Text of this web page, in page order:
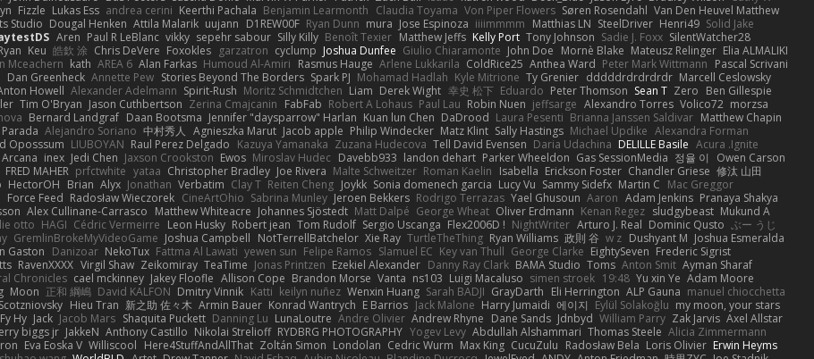
Fizzle Lukas Ess andrea cerini Keerthi Pachala Benjamin Learmonth Claudia Toyama Von Piper Flowers Søren Rosendahl Van Den Heuvel Matthew
Studio Dougal Henken Attila Malarik uujann D1REW00F Ryan Dunn mura Jose Espinoza iiiimmmm Matthias LN SteelDriver Henri49 Solid Jake
Aren Paul R LeBlanc vikky sepehr sabour Silly Killy Benoît Texier Matthew Jeffs Kelly Port Tony Johnson Sadie J. Foxx SilentWatcher28
Keu 皓欽 涂 Chris DeVere Foxokles garzatron cyclump Joshua Dunfee Giulio Chiaramonte John Doe Mornè Blake Mateusz Relinger Elia ALMALIKI
Mceachern kath AREA 6 Alan Farkas Humoud Al-Amiri Rasmus Hauge Arlene Lukkarila ColdRice25 Anthea Ward Peter Mark Wittmann Pascal Scrivani
Dan Greenheck Annette Pew Stories Beyond The Borders Spark PJ Mohamad Hadlah Kyle Mitrione Ty Grenier dddddrdrdrdrdr Marcell Ceslowsky
Howell Alexander Adelmann Spirit-Rush Moritz Schmidtchen Liam Derek Wight 幸史 松下 Eduardo Peter Thomson Sean T Zero Ben Gillespie
Tim O'Bryan Jason Cuthbertson Zerina Cmajcanin FabFab Robert A Lohaus Paul Lau Robin Nuen jeffsarge Alexandro Torres Volico72 morzsa
Bernard Landgraf Daan Bootsma Jennifer "daysparrow" Harlan Kuan lun Chen DaDrood Laura Pesenti Brianna Janssen Saldivar Matthew Chapin
Alejandro Soriano 中村秀人 Agnieszka Marut Jacob apple Philip Windecker Matz Klint Sally Hastings Michael Updike Alexandra Forman
Oposssum LIUBOYAN Raul Perez Delgado Kazuya Yamanaka Zuzana Hudecova Tell David Evensen Daria Udachina DELILLE Basile Acura .Ignite
inex Jedi Chen Jaxson Crookston Ewos Miroslav Hudec Davebb933 landon dehart Parker Wheeldon Gas SessionMedia 정율 이
Owen Carson
FRED MAHER prfctwhite yataa Christopher Bradley Joe Rivera Malte Schweitzer Roman Kaelin Isabella Erickson Foster Chandler Griese 修汰 山田
HectorOH Brian Alyx Jonathan Verbatim Clay T Reiten Cheng Joykk Sonia domenech garcia Lucy Vu Sammy Sidefx Martin C Mac Greggor
Force Feed Radosław Wieczorek CineArtOhio Sabrina Munley Jeroen Bekkers Rodrigo Terrazas Yael Ghusoun Aaron Adam Jenkins Pranaya Shakya
Alex Cullinane-Carrasco Matthew Whiteacre Johannes Sjöstedt Matt Dalpé George Wheat Oliver Erdmann Kenan Regez sludgybeast Mukund A
otto HAGI Cédric Vermeirre Leon Husky Robert jean Tom Rudolf Sergio Uscanga Flex2006D ! NightWriter Arturo J. Real Dominic Qusto ぶー うじ
GremlinBrokeMyVideoGame Joshua Campbell NotTerrellBatchelor Xie Ray TurtleTheThing Ryan Williams 政則 谷 w z Dushyant M Joshua Esmeralda
Gaston Danizoar NekoTux Fattma Al Lawati yewen sun Felipe Ramos Slamuel EC Key van Thull George Clarke EightySeven Frederic Sigrist
RavenXXXX Virgil Shaw Zeikomiray TeaTime Jonas Printzen Ezekiel Alexander Danny Ray Clark BAMA Studio Toms Anton Smit Ayman Sharaf
Chronicles cael mckinney Jakey Floofle Allison Cope Brandon Morse Vanta ns103 Luigi Macaluso simen stroek 19:48 Yu xin Ye Adam Moore
Moon 正和 綱嶋 David KALFON Dmitry Vinnik Katti keilyn nuñez Wenxin Huang Sarah BADJI GrayDarth Eli Herrington ALP Gauna manuel chiocchetta
Hieu Tran 新之助 佐々木 Armin Bauer Konrad Wantrych E Barrios Jack Malone Harry Jumaidi 에이지 Eylül Solakoğlu my moon, your stars
Fy Hy Jack Jacob Mars Shaquita Puckett Danning Lu LunaLoutre Andre Olivier Andrew Rhyne Dane Sands Jdnbyd William Parry Zak Jarvis Axel Allstar
biggs jr JakkeN Anthony Castillo Nikolai Strelioff RYDBRG PHOTOGRAPHY Yogev Levy Abdullah Alshammari Thomas Steele Alicia Zimmermann
Eva Eoska V Williscool Here4StuffAndAllThat Zoltán Simon Londolan Cedric Wurm Max King CucuZulu Radosław Bela Loris Olivier Erwin Heyms